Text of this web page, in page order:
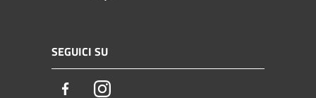
SEGUICI SU
FacebookInstagram